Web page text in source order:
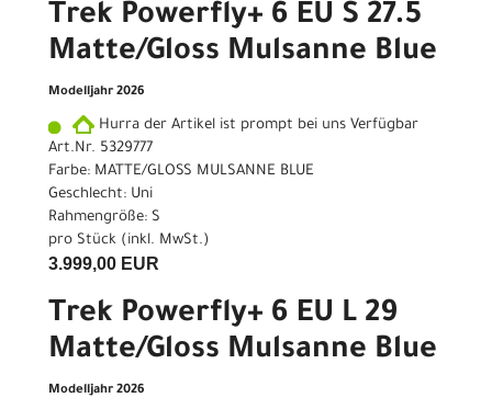
Trek Powerfly+ 6 EU S 27.5
Matte/Gloss Mulsanne Blue
Modelljahr 2026
Hurra der Artikel ist prompt bei uns Verfügbar
Art.Nr. 5329777
Farbe: MATTE/GLOSS MULSANNE BLUE
Geschlecht: Uni
Rahmengröße: S
pro Stück (inkl. MwSt.)
3.999,00 EUR
Trek Powerfly+ 6 EU L 29
Matte/Gloss Mulsanne Blue
Modelljahr 2026